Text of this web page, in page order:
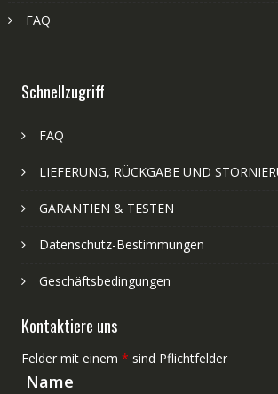
FAQ
Schnellzugriff
FAQ
LIEFERUNG, RÜCKGABE UND
GARANTIEN & TESTEN
Datenschutz-Bestimmungen
Geschäftsbedingungen
Kontaktiere uns
Felder mit einem * sind Pflichtfelder
Name